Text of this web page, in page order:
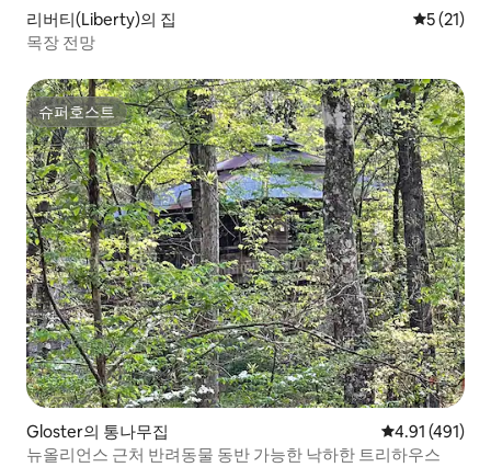
리버티(Liberty)의 집 평점 5점
5 (21)
목장 전망
슈퍼호스트
슈퍼호스트
Gloster의 통나무집 평점 4.91점(5
4.91 (491)
뉴올리언스 근처 반려동물 동반 가능한 낙하한 트리하우스